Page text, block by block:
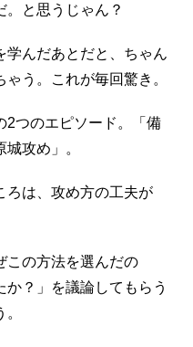
と思うじゃん？
学んだあとだと、ちゃん
う。これが毎回驚き。
2つのエピソード。「備
攻め」。
ろは、攻め方の工夫が
この方法を選んだの
？」を議論してもらう